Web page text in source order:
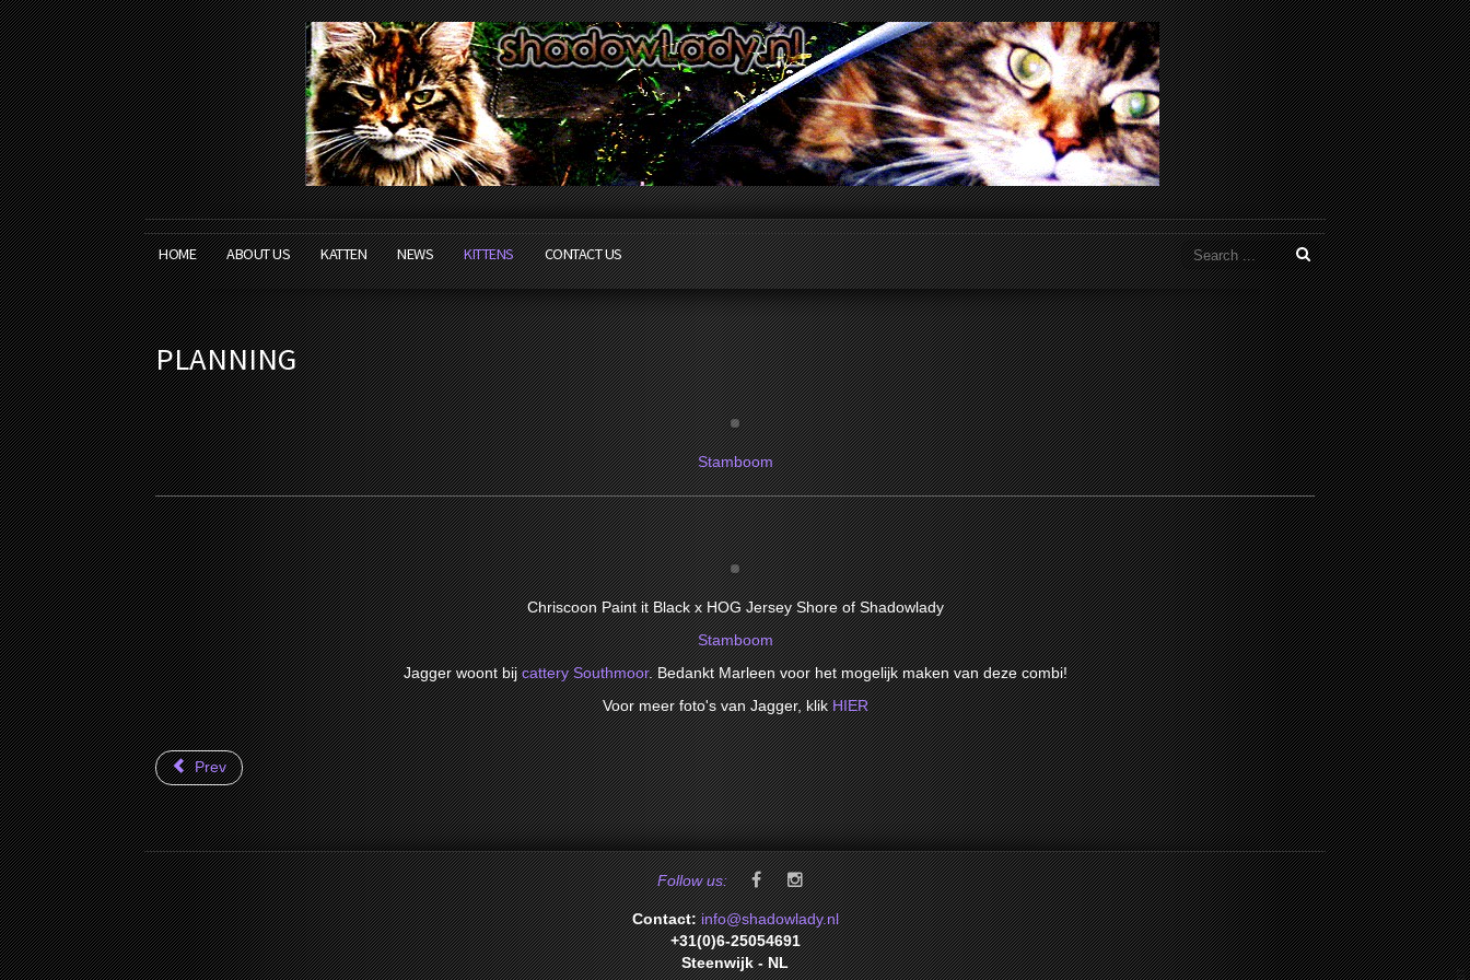
HOME ABOUT US KATTEN NEWS KITTENS CONTACT US
PLANNING
Stamboom
Chriscoon Paint it Black x HOG Jersey Shore of Shadowlady
Stamboom
Jagger woont bijcattery Southmoor. Bedankt Marleen voor het mogelijk maken van deze combi!
Voor meer foto's van Jagger, klikHIER
Prev
Follow us:
Contact:info@shadowlady.nl
+31(0)6-25054691
Steenwijk - NL